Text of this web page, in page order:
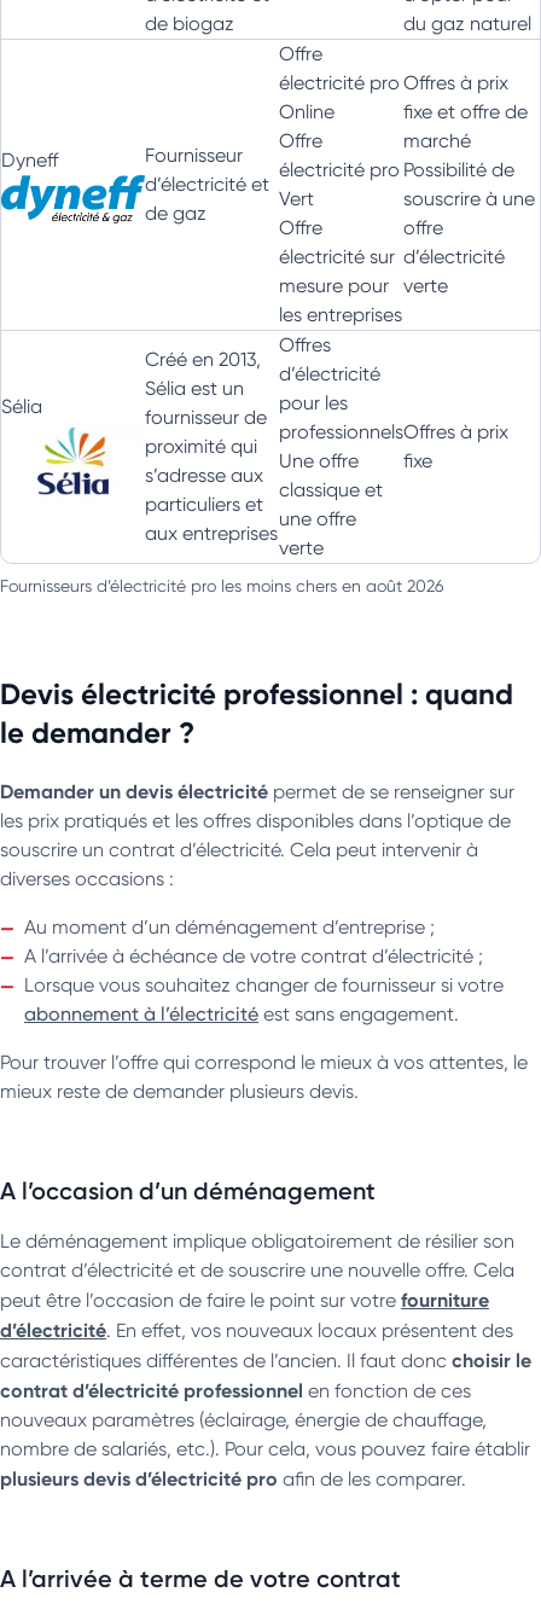
de biogaz
du gaz naturel
Dyneff
Fournisseur
d’électricité et
de gaz
Offre
électricité pro
Online
Offre
électricité pro
Vert
Offre
électricité sur
mesure pour
les entreprises
Offres à prix
fixe et offre de
marché
Possibilité de
souscrire à une
offre
d’électricité
verte
Sélia
Créé en 2013,
Sélia est un
fournisseur de
proximité qui
s’adresse aux
particuliers et
aux entreprises
Offres
d’électricité
pour les
professionnels
Une offre
classique et
une offre
verte
Offres à prix
fixe
Fournisseurs d’électricité pro les moins chers en août 2026
Devis électricité professionnel : quand
le demander ?
Demander un devis électricité permet de se renseigner sur
les prix pratiqués et les offres disponibles dans l’optique de
souscrire un contrat d’électricité. Cela peut intervenir à
diverses occasions :
Au moment d’un déménagement d’entreprise ;
A l’arrivée à échéance de votre contrat d’électricité ;
Lorsque vous souhaitez changer de fournisseur si votre
abonnement à l’électricité est sans engagement.
Pour trouver l’offre qui correspond le mieux à vos attentes, le
mieux reste de demander plusieurs devis.
A l’occasion d’un déménagement
Le déménagement implique obligatoirement de résilier son
contrat d’électricité et de souscrire une nouvelle offre. Cela
peut être l’occasion de faire le point sur votre fourniture
d’électricité. En effet, vos nouveaux locaux présentent des
caractéristiques différentes de l’ancien. Il faut donc choisir le
contrat d’électricité professionnel en fonction de ces
nouveaux paramètres (éclairage, énergie de chauffage,
nombre de salariés, etc.). Pour cela, vous pouvez faire établir
plusieurs devis d’électricité pro afin de les comparer.
A l’arrivée à terme de votre contrat